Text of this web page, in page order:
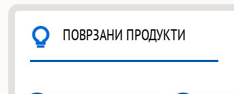
ПОВРЗАНИ ПРОДУКТИ